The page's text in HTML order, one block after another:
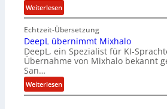
Weiterlesen:
E
v
a
-
M
a
r
i
Echtzeit-Übersetzung
DeepL übernimmt Mixhalo
DeepL, ein Spezialist für KI-
Übernahme von Mixhalo bekannt
San…
Weiterlesen:
D